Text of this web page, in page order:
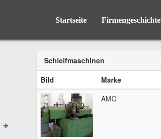
Startseite Firmengeschichte
Schleifmaschinen
Bild
Marke
AMC